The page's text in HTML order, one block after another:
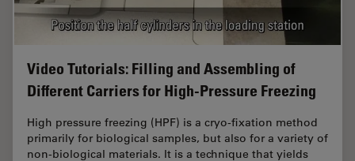
Video Tutorials: Filling and Assembling of
Different Carriers for High-Pressure Freezing
High pressure freezing (HPF) is a cryo-fixation method
primarily for biological samples, but also for a variety of
non-biological materials. It is a technique that yields